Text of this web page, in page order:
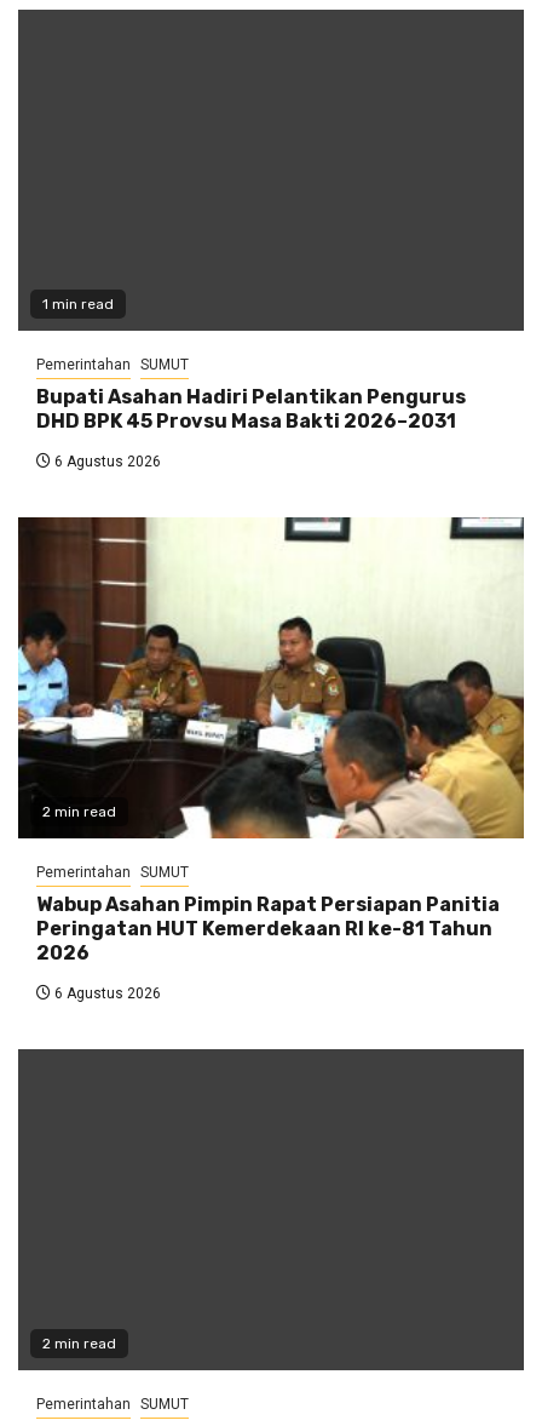
1 min read
Pemerintahan SUMUT
Bupati Asahan Hadiri Pelantikan Pengurus
DHD BPK 45 Provsu Masa Bakti 2026–2031
6 Agustus 2026
2 min read
Pemerintahan SUMUT
Wabup Asahan Pimpin Rapat Persiapan Panitia
Peringatan HUT Kemerdekaan RI ke-81 Tahun
2026
6 Agustus 2026
2 min read
Pemerintahan SUMUT